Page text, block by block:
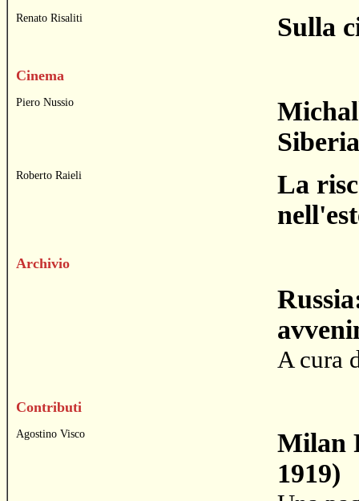
Renato Risaliti Sulla
Cinema
Piero Nussio
Roberto Raieli
La
Archivio
A cura
Contributi
Agostino Visco
Milan
1919)